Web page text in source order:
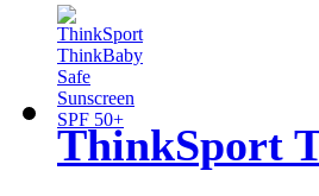
ThinkSport